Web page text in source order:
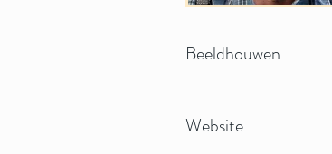
Website
Beeldhouwen